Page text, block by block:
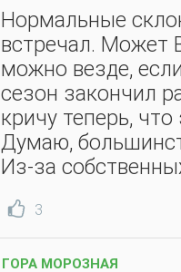
Нормальные
встречал. Может
можно везде,
сезон закончил
кричу теперь,
Думаю,
Из-за
3
ГОРА МОРОЗНАЯ